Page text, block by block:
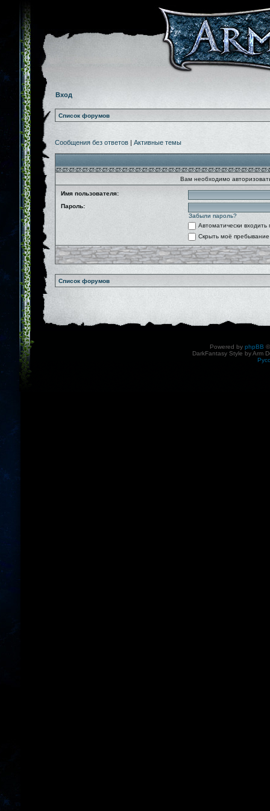
Вход
Список форумов
Сообщения без ответов | Активные темы
Вам необходимо
Имя пользователя:
Пароль:
Забыли пароль?
Автоматически
Скрыть моё
Список форумов
Powered by phpBB
DarkFantasy Style by Arm